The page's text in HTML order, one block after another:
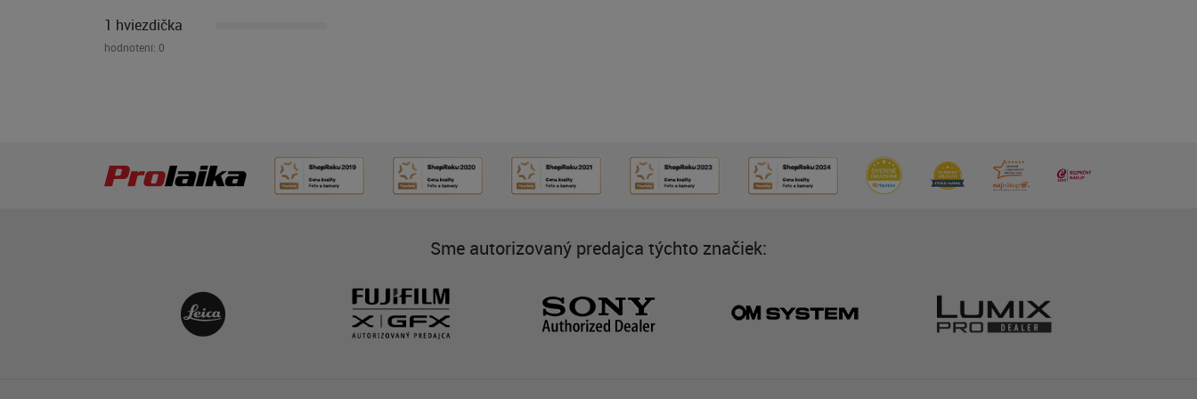
1 hviezdička
hodnotení: 0
Sme autorizovaný predajca týchto značiek: